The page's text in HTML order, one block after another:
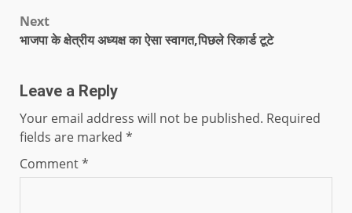
Next
भाजपा के क्षेत्रीय अध्यक्ष का ऐसा स्वागत,पिछले रिकार्ड टूटे
Leave a Reply
Your email address will not be published. Required
fields are marked *
Comment*